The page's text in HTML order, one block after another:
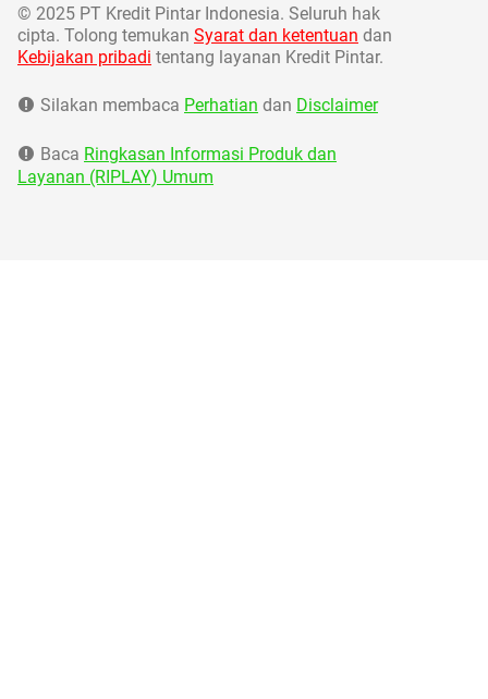
© 2025 PT Kredit Pintar Indonesia. Seluruh hak
cipta. Tolong temukan Syarat dan ketentuan dan
Kebijakan pribadi tentang layanan Kredit Pintar.
Silakan membaca Perhatian dan Disclaimer
Baca Ringkasan Informasi Produk dan
Layanan (RIPLAY) Umum